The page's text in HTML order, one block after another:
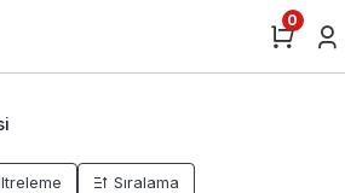
0
Sıralama